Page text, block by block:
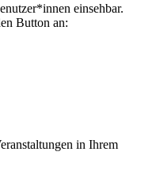
einsehbar.
Button an:
in Ihrem